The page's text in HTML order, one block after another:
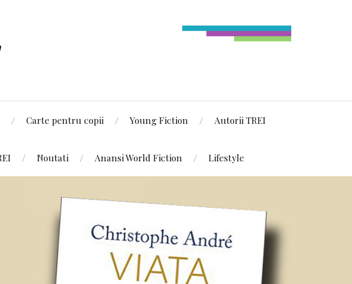
Carte pentru copii Young Fiction Autorii TREI
Noutati Anansi World Fiction Lifestyle